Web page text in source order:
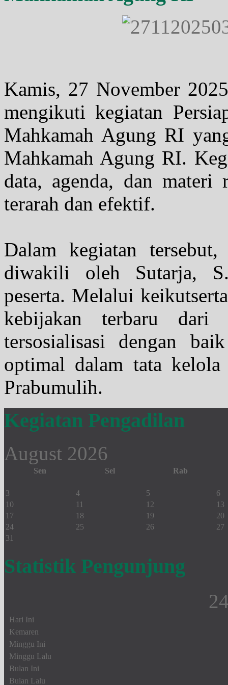
Kamis, 27 November
mengikuti kegiatan
Mahkamah Agung RI
Mahkamah Agung RI.
data, agenda, dan materi
terarah dan efektif.
Dalam kegiatan
diwakili oleh Sutarja,
peserta. Melalui
kebijakan terbaru dari
tersosialisasi dengan
optimal dalam tata
Prabumulih.
Kegiatan Pengadilan
August 2026
Sen Sel Rab
3 4 5
6
10
11 12
13
17
18 19
20
24
25 26
27
31
Statistik Pengunjung
2
Hari Ini
Kemaren
Minggu Ini
Minggu Lalu
Bulan Ini
Bulan Lalu